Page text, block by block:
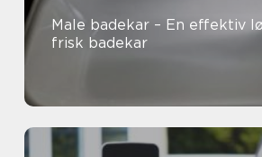
Male badekar – En effektiv
frisk badekar